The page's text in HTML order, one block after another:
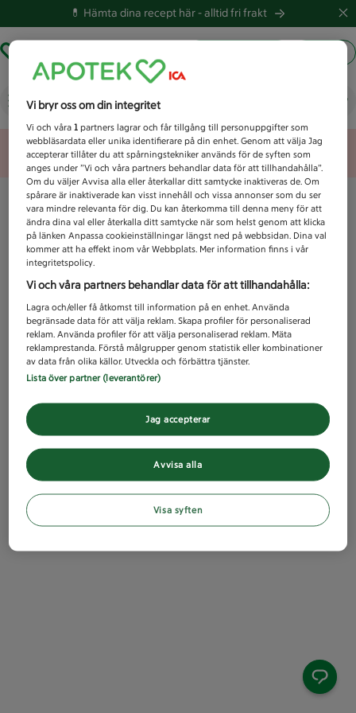
💊 Hämta dina recept här -alltid fri frakt
Vad letar du efter idag?
Unknown error
Vi bryr oss om din integritet
Vi och våra1 partners lagrar och får tillgång till personuppgifter som
webbläsardata eller unika identifierare på din enhet. Genom att välja Jag
accepterar tillåter du att spårningstekniker används för de syften som
anges under ”Vi och våra partners behandlar data för att tillhandahålla”.
Om du väljer Avvisa alla eller återkallar ditt samtycke inaktiveras de. Om
spårare är inaktiverade kan visst innehåll och vissa annonser som du ser
vara mindre relevanta för dig. Du kan återkomma till denna meny för att
ändra dina val eller återkalla ditt samtycke när som helst genom att klicka
på länken Anpassa cookieinställningar längst ned på webbsidan. Dina val
kommer att ha effekt inom vår Webbplats. Mer information finns i vår
integritetspolicy.
Vi och våra partners behandlar data för att tillhandahålla:
Lagra och/eller få åtkomst till information på en enhet. Använda
begränsade data för att välja reklam. Skapa profiler för personaliserad
reklam. Använda profiler för att välja personaliserad reklam. Mäta
reklamprestanda. Förstå målgrupper genom statistik eller kombinationer
av data från olika källor. Utveckla och förbättra tjänster.
Lista över partner (leverantörer)
Avvisa alla
Jag accepterar
Visa syften